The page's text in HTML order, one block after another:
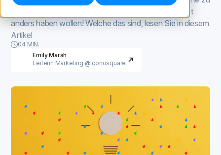
haben, die wir mit Stolz teilen, und wir würden es nicht
anders haben wollen! Welche das sind, lesen Sie in diesem
Artikel
04 MIN.
Emily Marsh
Leiterin Marketing @Iconosquare